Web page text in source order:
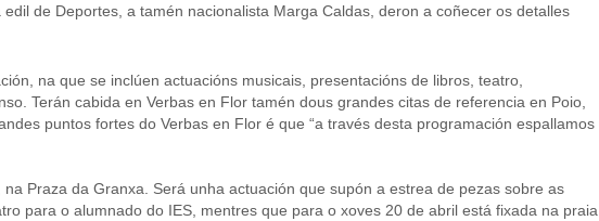
de Deportes, a tamén nacionalista Marga Caldas, deron a coñecer os detalles
na que se inclúen actuacións musicais, presentacións de libros, teatro,
Terán cabida en Verbas en Flor tamén dous grandes citas de referencia en Poio,
puntos fortes do Verbas en Flor é que “a través desta programación espallamos
Praza da Granxa. Será unha actuación que supón a estrea de pezas sobre as
para o alumnado do IES, mentres que para o xoves 20 de abril está fixada na praia